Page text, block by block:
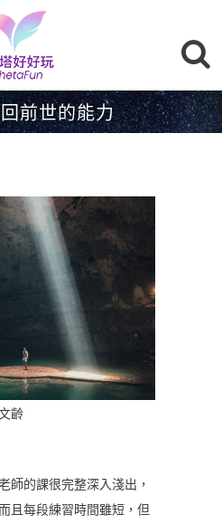
前世的能力
齡
師的課很完整深入淺出，
且每段練習時間雖短，但